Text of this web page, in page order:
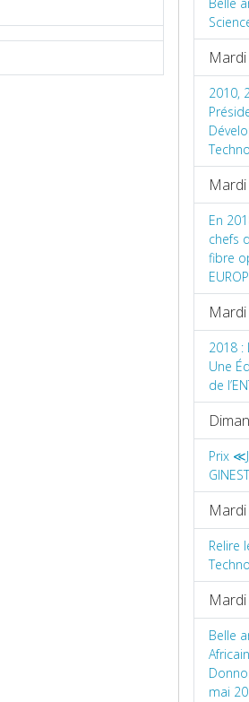
Belle
2010,
En
chefs
fibre
2018 :
Une
de
Prix
Relire
Belle
mai